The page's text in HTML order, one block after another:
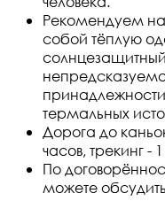
Рекомендуем
собой тёплую
термальных
Дорога до
часов, трекинг -
По
можете